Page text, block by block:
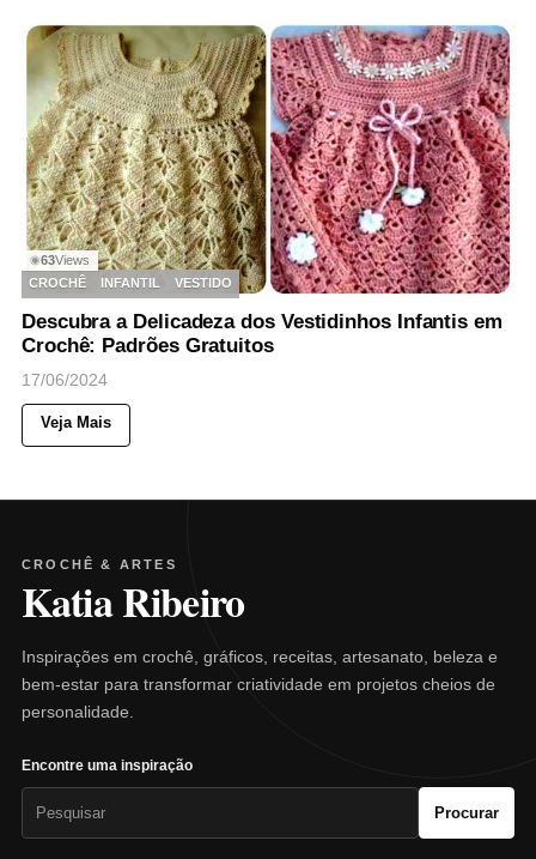
◉63Views
CROCHÊ
INFANTIL VESTIDO
Descubra a Delicadeza dos Vestidinhos Infantis em
Crochê: Padrões Gratuitos
17/06/2024
Veja Mais
CROCHÊ & ARTES
Katia Ribeiro
Inspirações em crochê, gráficos, receitas, artesanato, beleza e
bem-estar para transformar criatividade em projetos cheios de
personalidade.
Encontre uma inspiração
Procurar